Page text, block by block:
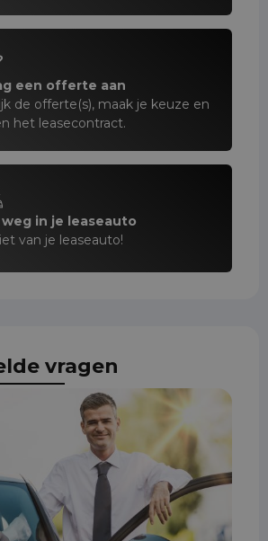
een offerte aan
de offerte(s), maak je keuze en
het leasecontract.
weg in je leaseauto
van je leaseauto!
vragen